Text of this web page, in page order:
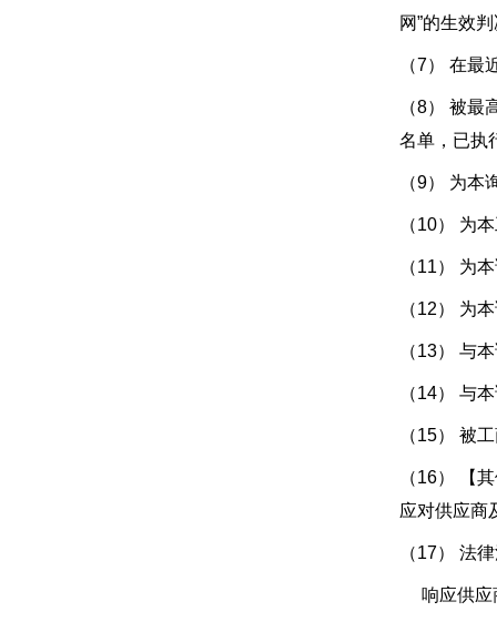
网”的生效
（7） 在
（8） 被
名单，已执
（9） 为
（10） 为
（11） 为
（12） 为
（13） 与
（14） 与
（15） 被
（16） 【
应对供应商
（17） 法
响应供应